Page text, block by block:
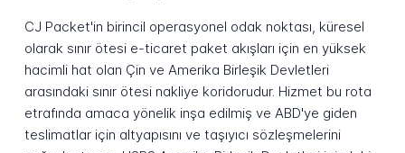
CJ Packet'in birincil operasyonel odak noktası, küresel
olarak sınır ötesi e-ticaret paket akışları için en yüksek
hacimli hat olan Çin ve Amerika Birleşik Devletleri
arasındaki sınır ötesi nakliye koridorudur. Hizmet bu rota
etrafında amaca yönelik inşa edilmiş ve ABD'ye giden
teslimatlar için altyapısını ve taşıyıcı sözleşmelerini